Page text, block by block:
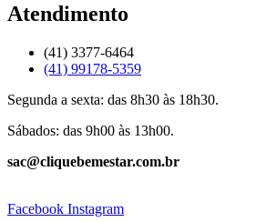
Atendimento
(41) 3377-6464
(41) 99178-5359
Segunda a sexta: das 8h30 às 18h30.
Sábados: das 9h00 às 13h00.
sac@cliquebemestar.com.br
Facebook Instagram